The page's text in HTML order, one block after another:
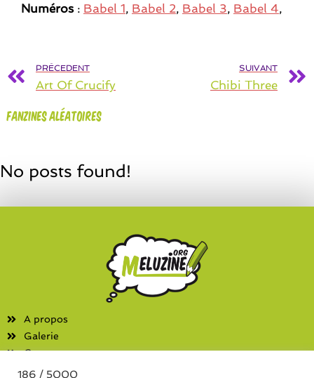
Numéros: Babel 1, Babel 2, Babel 3, Babel 4,
PRÉCEDENT
Art Of Crucify
SUIVANT
Chibi Three
Fanzines aléatoires
No posts found!
A propos
Galerie
Contact
186 / 5000